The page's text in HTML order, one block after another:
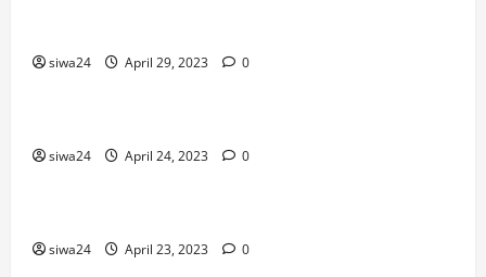
siwa24 April 29, 2023 0
Pfannen-Gerichte Rezepte
siwa24 April 24, 2023 0
Brot & Brötchen
siwa24 April 23, 2023 0
Brot & Brötchen